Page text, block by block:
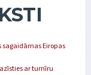
sagaidāmas Eiropas
ar turnīru